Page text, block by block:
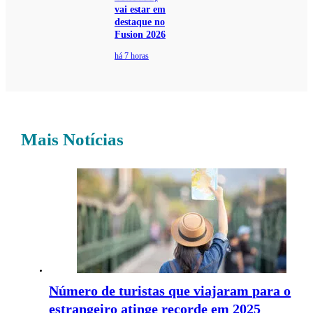
vai estar em
destaque no
Fusion 2026
há 7 horas
Mais Notícias
Número de turistas que viajaram para o
estrangeiro atinge recorde em 2025